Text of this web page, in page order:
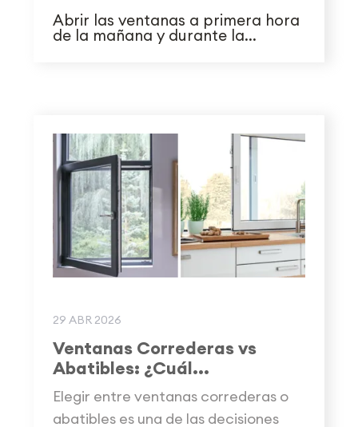
Abrir las ventanas a primera hora
de la mañana y durante la...
29 ABR 2026
Ventanas Correderas vs
Abatibles: ¿Cuál...
Elegir entre ventanas correderas o
abatibles es una de las decisiones